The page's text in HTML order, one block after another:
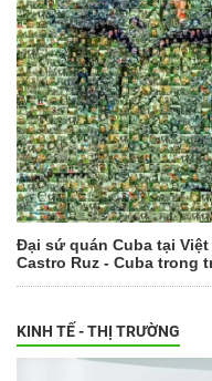
Đại sứ quán Cuba tại
Castro Ruz - Cuba trong
KINH TẾ - THỊ TRƯỜNG